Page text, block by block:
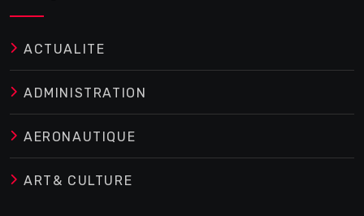
ACTUALITE
ADMINISTRATION
AERONAUTIQUE
ART& CULTURE